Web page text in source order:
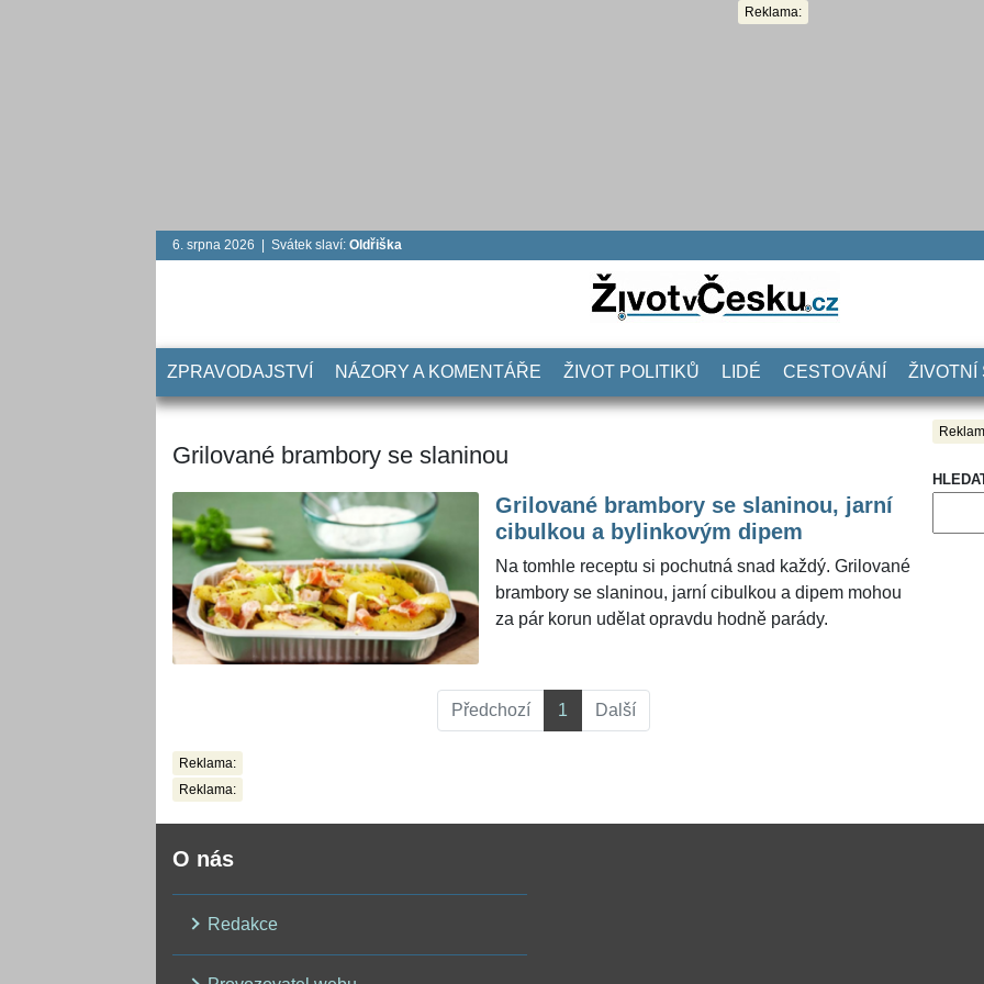
Reklama:
6. srpna 2026 | Svátek slaví: Oldřiška
ZPRAVODAJSTVÍ NÁZORY A KOMENTÁŘE ŽIVOT POLITIKŮ LIDÉ CESTOVÁNÍ ŽIVOTNÍ
Grilované brambory se slaninou
Grilované brambory se slaninou, jarní
cibulkou a bylinkovým dipem
Na tomhle receptu si pochutná snad každý. Grilované
brambory se slaninou, jarní cibulkou a dipem mohou
za pár korun udělat opravdu hodně parády.
Předchozí 1 Další
Reklama:
Reklama:
O nás
Redakce